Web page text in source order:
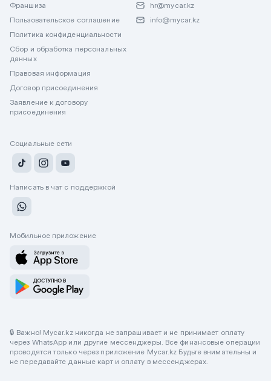
Франшиза
Пользовательское соглашение
Политика конфиденциальности
Сбор и обработка персональных
данных
Правовая информация
Договор присоединения
Заявление к договору
присоединения
hr@mycar.kz
info@mycar.kz
Социальные сети
Написать в чат с поддержкой
Мобильное приложение
🔒 Важно! Mycar.kz никогда не запрашивает и не принимает оплату
через WhatsApp или другие мессенджеры. Все финансовые операции
проводятся только через приложение Mycar.kz Будьте внимательны и
не передавайте данные карт и оплату в мессенджерах.